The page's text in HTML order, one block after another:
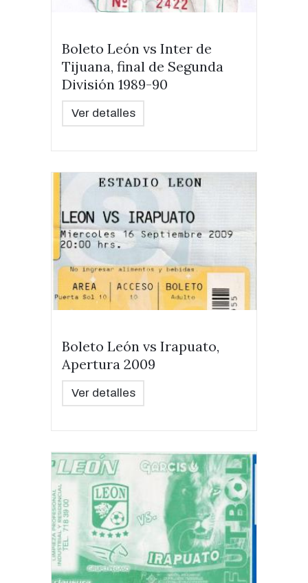
Boleto León vs Inter de
Tijuana, final de Segunda
División 1989-90
Ver detalles
Boleto León vs Irapuato,
Apertura 2009
Ver detalles